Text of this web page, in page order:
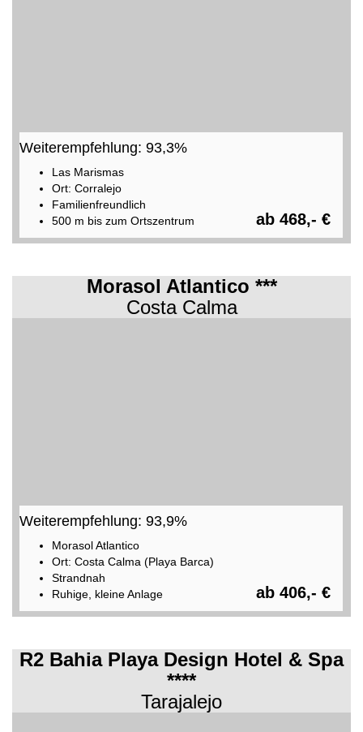
Weiterempfehlung: 93,3%
Las Marismas
Ort: Corralejo
Familienfreundlich
500 m bis zum Ortszentrum
ab 468,- €
Morasol Atlantico ***
Costa Calma
Weiterempfehlung: 93,9%
Morasol Atlantico
Ort: Costa Calma (Playa Barca)
Strandnah
Ruhige, kleine Anlage
ab 406,- €
R2 Bahia Playa Design Hotel & Spa
****
Tarajalejo